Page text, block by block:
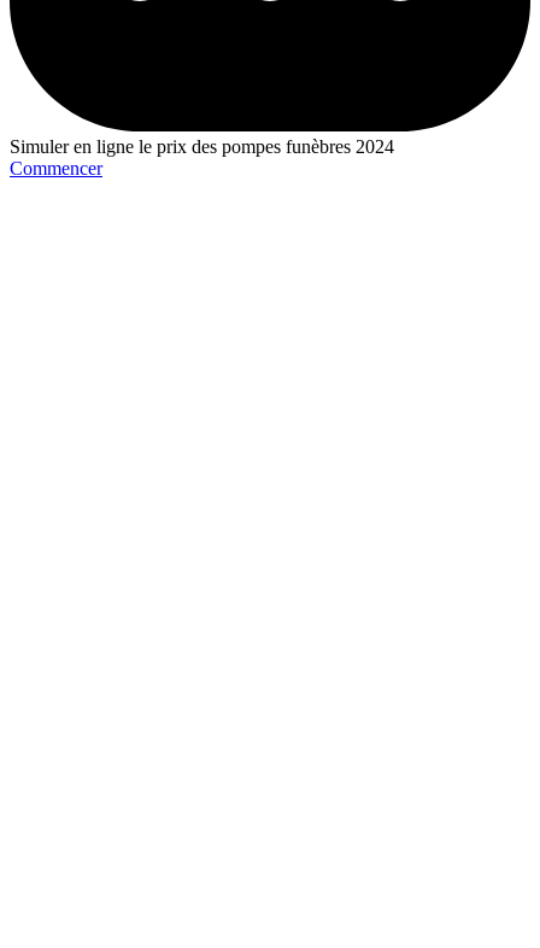
Simuler en ligne le prix des pompes funèbres 2024
Commencer